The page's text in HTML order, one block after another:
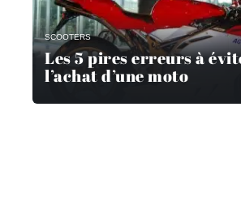
SCOOTERS
Les 5 pires erreurs à
l’achat d’une moto